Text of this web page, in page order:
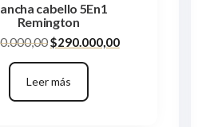
cabello 5En1
Remington
El
precio
original
era:
$290.000,00El
Leer más